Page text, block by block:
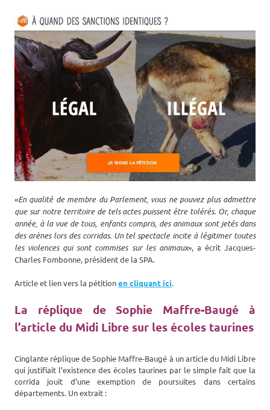
«En qualité de membre du Parlement, vous ne pouvez plus admettre
que sur notre territoire de tels actes puissent être tolérés. Or, chaque
année, à la vue de tous, enfants compris, des animaux sont jetés dans
des arènes lors des corridas. Un tel spectacle incite à légitimer toutes
les violences qui sont commises sur les animaux», a écrit Jacques-
Charles Fombonne, président de la SPA.
Article et lien vers la pétitionen cliquant ici.
La réplique de Sophie Maffre-Baugé à
l’article du Midi Libre sur les écoles taurines
Cinglante réplique de Sophie Maffre-Baugé à un article du Midi Libre
qui justifiait l’existence des écoles taurines par le simple fait que la
corrida jouit d’une exemption de poursuites dans certains
départements. Un extrait :